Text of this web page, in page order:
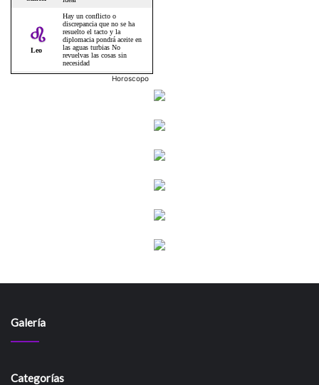
Horoscopo
Galería
Categorías